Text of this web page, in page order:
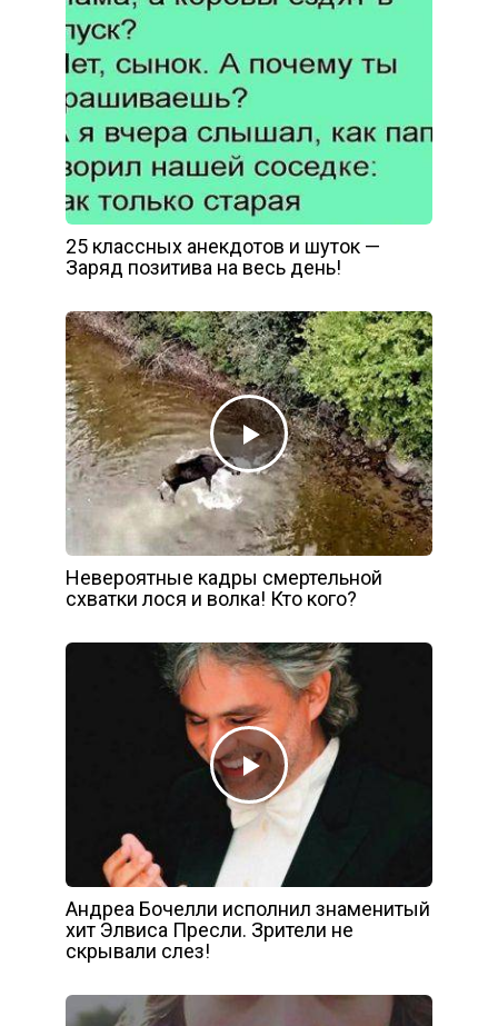
25 классных анекдотов и шуток —
Заряд позитива на весь день!
Невероятные кадры смертельной
схватки лося и волка! Кто кого?
Андреа Бочелли исполнил знаменитый
хит Элвиса Пресли. Зрители не
скрывали слез!